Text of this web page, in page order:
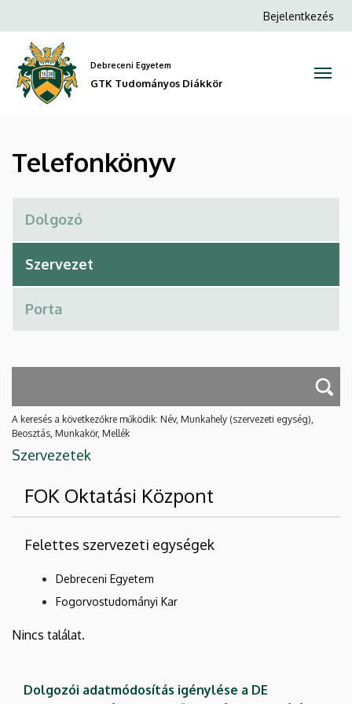
GTK
Tudományos
Diákkör
a
tartalomra
Anonim
Bejelentkezés
Debreceni Egyetem
GTK Tudományos Diákkör
Telefonkönyv
A keresés a következőkre működik: Név, Munkahely (szervezeti egység),
Beosztás, Munkakör, Mellék
Szervezetek
FOK Oktatási Központ
Felettes szervezeti egységek
Debreceni Egyetem
Fogorvostudományi Kar
Nincs találat.
Dolgozói adatmódosítás igénylése a DE